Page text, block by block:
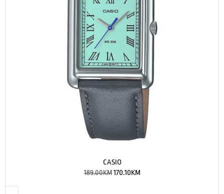
CASIO
189.00KM 170.10KM